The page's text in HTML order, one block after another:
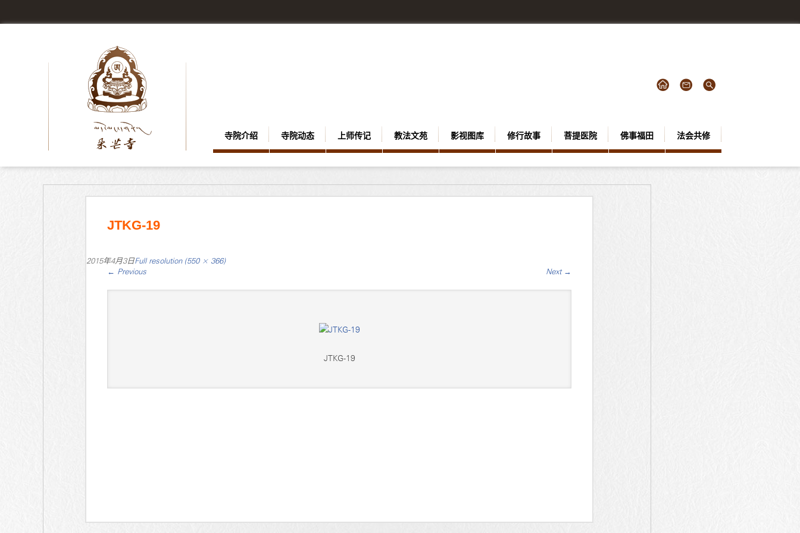
寺院介绍 寺院动态 上师传记 教法文苑 影视图库 修行故事 菩提医院 佛事福田 法会共修
JTKG-19
2015年4月3日Full resolution (550 × 366)
← Previous Next →
JTKG-19